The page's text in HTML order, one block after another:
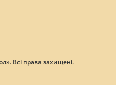
Всі права захищені.